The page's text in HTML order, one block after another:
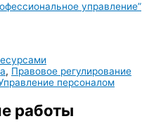
управление”
, Правовое регулирование
персоналом
работы